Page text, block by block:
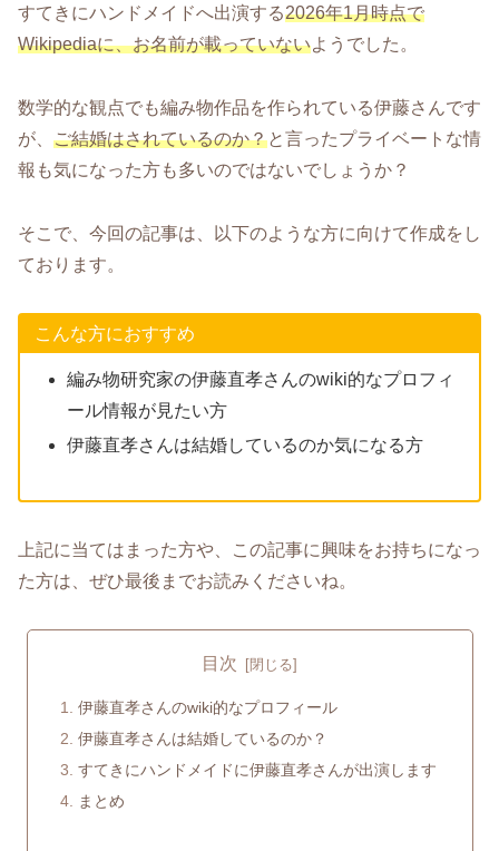
すてきにハンドメイドへ出演する2026年1月時点で
Wikipediaに、お名前が載っていないようでした。
数学的な観点でも編み物作品を作られている伊藤さんです
が、 ご結婚はされているのか？と言ったプライベートな情
報も気になった方も多いのではないでしょうか？
そこで、今回の記事は、以下のような方に向けて作成をし
ております。
こんな方におすすめ
編み物研究家の伊藤直孝さんのwiki的なプロフィ
ール情報が見たい方
伊藤直孝さんは結婚しているのか気になる方
上記に当てはまった方や、この記事に興味をお持ちになっ
た方は、ぜひ最後までお読みくださいね。
目次
伊藤直孝さんのwiki的なプロフィール
伊藤直孝さんは結婚しているのか？
すてきにハンドメイドに伊藤直孝さんが出演します
まとめ